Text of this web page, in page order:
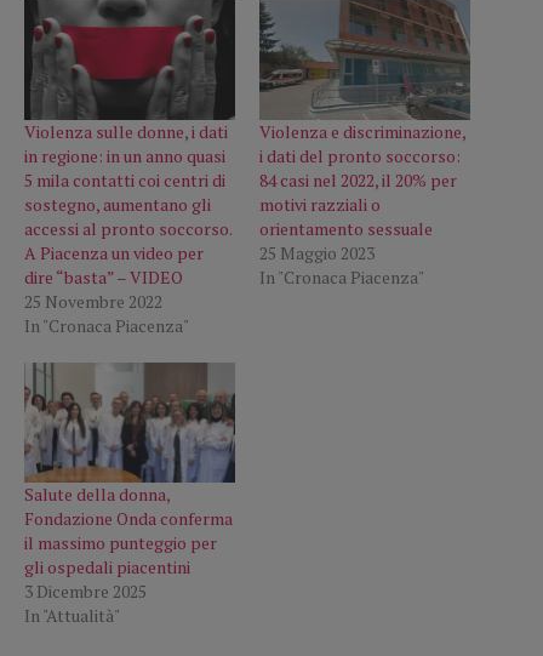
Violenza sulle donne, i dati
in regione: in un anno quasi
5 mila contatti coi centri di
sostegno, aumentano gli
accessi al pronto soccorso.
A Piacenza un video per
dire “basta” – VIDEO
25 Novembre 2022
In "Cronaca Piacenza"
Violenza e discriminazione,
i dati del pronto soccorso:
84 casi nel 2022, il 20% per
motivi razziali o
orientamento sessuale
25 Maggio 2023
In "Cronaca Piacenza"
Salute della donna,
Fondazione Onda conferma
il massimo punteggio per
gli ospedali piacentini
3 Dicembre 2025
In "Attualità"